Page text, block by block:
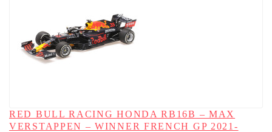
RED BULL RACING HONDA RB16B – MAX
VERSTAPPEN – WINNER FRENCH GP 2021-